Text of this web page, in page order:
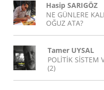
Hasip SARIGÖZ
NE GÜNLERE
OĞUZ ATA?
Tamer UYSAL
POLİTİK SİSTEM
(2)